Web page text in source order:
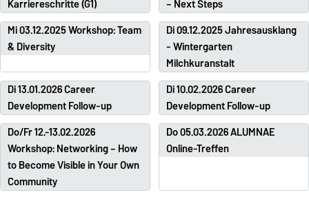
Karriereschritte (G1)
– Next Steps
Mi 03.12.2025 Workshop: Team
& Diversity
Di 09.12.2025 Jahresausklang
- Wintergarten
Milchkuranstalt
Di 13.01.2026 Career
Development Follow-up
Di 10.02.2026 Career
Development Follow-up
Do/Fr 12.-13.02.2026
Workshop: Networking – How
to Become Visible in Your Own
Community
Do 05.03.2026 ALUMNAE
Online-Treffen